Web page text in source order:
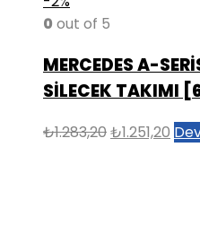
0 out of 5
MERCEDES A-
SİLECEK TAKIMI
₺1.283,20Orijinal
₺1.251,20 Şu